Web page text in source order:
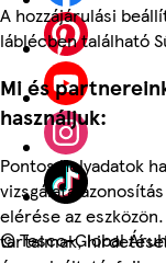
A hozzájárulási
láblécben található
Mi és
használjuk:
Pontos helyadatok
vizsgálata
elérése az
tartalmak,
©Tesco-Global